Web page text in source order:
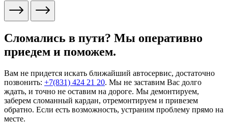
Сломались в пути? Мы оперативно
приедем и поможем.
Вам не придется искать ближайший автосервис, достаточно
позвонить: +7(831) 424 21 20. Мы не заставим Вас долго
ждать, и точно не оставим на дороге. Мы демонтируем,
заберем сломанный кардан, отремонтируем и привезем
обратно. Если есть возможность, устраним проблему прямо на
месте.